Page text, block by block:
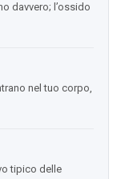
davvero; l’ossido
nel tuo corpo,
tipico delle